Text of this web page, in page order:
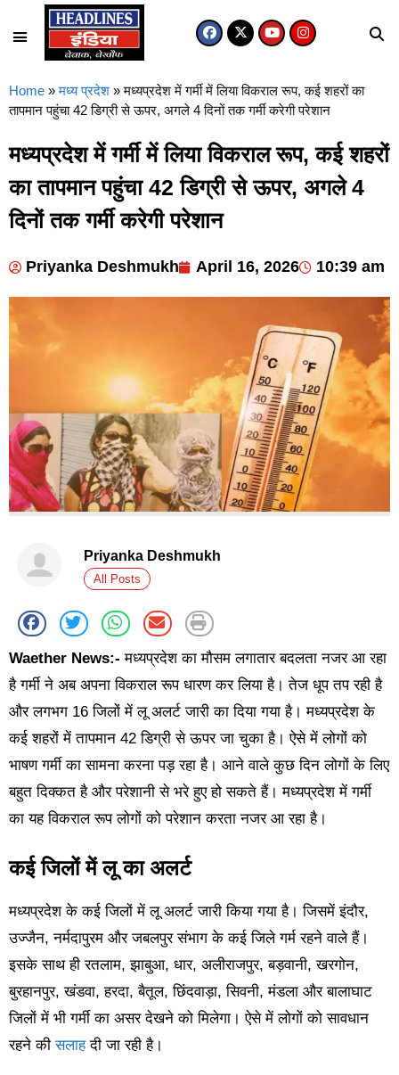
Home » मध्य प्रदेश »मध्यप्रदेश में गर्मी में लिया विकराल रूप, कई शहरों का
तापमान पहुंचा 42 डिग्री से ऊपर, अगले 4 दिनों तक गर्मी करेगी परेशान
मध्यप्रदेश में गर्मी में लिया विकराल रूप, कई शहरों
का तापमान पहुंचा 42 डिग्री से ऊपर, अगले 4
दिनों तक गर्मी करेगी परेशान
Priyanka Deshmukh April 16, 2026 10:39 am
Priyanka Deshmukh
All Posts
Waether News:- मध्यप्रदेश का मौसम लगातार बदलता नजर आ रहा
है गर्मी ने अब अपना विकराल रूप धारण कर लिया है। तेज धूप तप रही है
और लगभग 16 जिलों में लू अलर्ट जारी का दिया गया है। मध्यप्रदेश के
कई शहरों में तापमान 42 डिग्री से ऊपर जा चुका है। ऐसे में लोगों को
भाषण गर्मी का सामना करना पड़ रहा है। आने वाले कुछ दिन लोगों के लिए
बहुत दिक्कत है और परेशानी से भरे हुए हो सकते हैं। मध्यप्रदेश में गर्मी
का यह विकराल रूप लोगों को परेशान करता नजर आ रहा है।
कई जिलों में लू का अलर्ट
मध्यप्रदेश के कई जिलों में लू अलर्ट जारी किया गया है। जिसमें इंदौर,
उज्जैन, नर्मदापुरम और जबलपुर संभाग के कई जिले गर्म रहने वाले हैं।
इसके साथ ही रतलाम, झाबुआ, धार, अलीराजपुर, बड़वानी, खरगोन,
बुरहानपुर, खंडवा, हरदा, बैतूल, छिंदवाड़ा, सिवनी, मंडला और बालाघाट
जिलों में भी गर्मी का असर देखने को मिलेगा। ऐसे में लोगों को सावधान
रहने कीसलाहदी जा रही है।